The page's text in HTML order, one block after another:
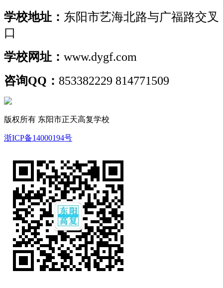
学校地址： 东阳市艺海北路与广福路交叉
口
学校网址： www.dygf.com
咨询QQ： 853382229 814771509
版权所有 东阳市正天高复学校
浙ICP备14000194号